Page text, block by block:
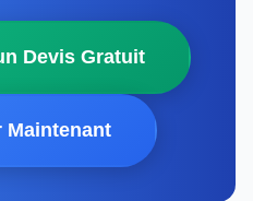
Devis Gratuit
Maintenant